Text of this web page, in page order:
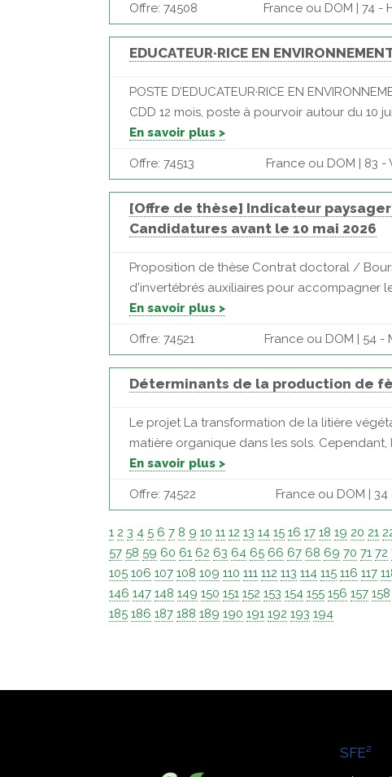
Offre: 74508 France ou DOM | 74 -
EDUCATEUR·RICE EN
POSTE D’EDUCATEUR·RICE EN
CDD 12 mois, poste à pourvoir autour du 10
En savoir plus >
Offre: 74513 France ou DOM | 83 -
[Offre de thèse] Indicateur
Candidatures avant le 10 mai 2026
Proposition de thèse Contrat doctoral /
d'invertébrés auxiliaires pour accompagner
En savoir plus >
Offre: 74521 France ou DOM | 54
Déterminants de la production de
Le projet La transformation de la litière
matière organique dans les sols.
En savoir plus >
Offre: 74522 France ou DOM |
1 2 3 4 5 6 7 8 9 10 11 12 13 14 15 16 17 18 19 20 21
57 58 59 60 61 62 63 64 65 66 67 68 69 70 71 72
105 106 107 108 109 110 111 112 113 114 115 116 117
146 147 148 149 150 151 152 153 154 155 156 157 158
185 186 187 188 189 190 191 192 193 194
SFE²